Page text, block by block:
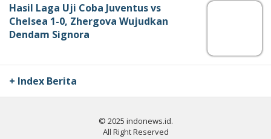
Hasil Laga Uji Coba Juventus vs
Chelsea 1-0, Zhergova Wujudkan
Dendam Signora
+ Index Berita
© 2025 indonews.id.
All Right Reserved